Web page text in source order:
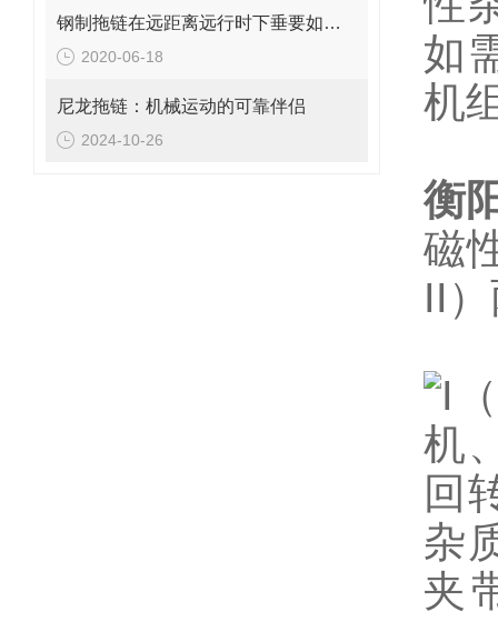
钢制拖链在远距离远行时下垂要如何解决？
2020-06-18
尼龙拖链：机械运动的可靠伴侣
2024-10-26
如
机
衡
磁
II
I
机
回
杂
夹